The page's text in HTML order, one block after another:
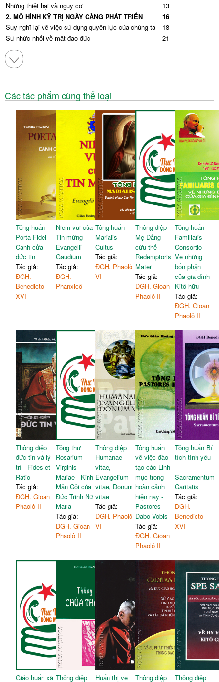
Những thiệt hại và nguy cơ
13
2. MÔ HÌNH KỸ TRỊ NGÀY CÀNG PHÁT TRIỂN
16
Suy nghĩ lại về việc sử dụng quyền lực của chúng ta
18
Sự nhức nhối về mặt đạo đức
21
3. SỰ YẾU KÉM CỦA NỀN CHÍNH TRỊ QUỐC TẾ
Tái cầu trúc chủ nghĩa đa phương
4. HỘI NGHỊ VỀ KHÍ HẬU: TIẾN TRIỂN VÀ THẤT BẠI
6. CÁC ĐỘNG LỰC TINH THẦN
Trong ánh sáng đức tin
40
Hành trình trong sự hiệp thông và dấn thân
42
Các tác phẩm cùng thể loại
Tông huấn
Porta Fidei -
Cánh cửa
đức tin
Tác giả:
ĐGH.
Benedicto
XVI
Niềm vui của
Tin mừng -
Evangelii
Gaudium
Tác giả:
ĐGH.
Phanxicô
Tông huấn
Marialis
Cultus
Tác giả:
ĐGH. Phaolô
VI
Thông điệp
Mẹ Đấng
cứu thế -
Redemptoris
Mater
Tác giả:
ĐGH. Gioan
Phaolô II
Tông huấn
Familiaris
Consortio -
Về những
bổn phận
của gia đình
Kitô hữu
Tác giả:
ĐGH. Gioan
Phaolô II
Thông điệp
đức tin và lý
trí - Fides et
Ratio
Tác giả:
ĐGH. Gioan
Phaolô II
Tông thư
Rosarium
Virginis
Mariae - Kinh
Mân Côi của
Đức Trinh Nữ
Maria
Tác giả:
ĐGH. Gioan
Phaolô II
Thông điệp
Humanae
vitae,
Evangelium
vitae, Donum
vitae
Tác giả:
ĐGH. Phaolô
VI
Tông huấn
về việc đào
tạo các Linh
mục trong
hoàn cảnh
hiện nay -
Pastores
Dabo Vobis
Tác giả:
ĐGH. Gioan
Phaolô II
Tông huấn Bí
tích tình yêu
-
Sacramentum
Caritatis
Tác giả:
ĐGH.
Benedicto
XVI
Giáo huấn xã Thông điệp Huấn thị về Thông điệp Thông điệp